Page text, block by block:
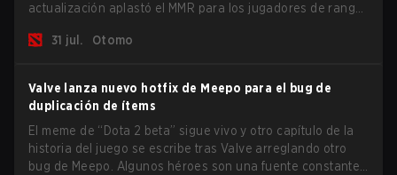
actualización aplastó el MMR para los jugadores de rango
31 jul.
Otomo
Valve lanza nuevo hotfix de Meepo para el bug de
duplicación de ítems
El meme de “Dota 2 beta” sigue vivo y otro capítulo de la
historia del juego se escribe tras Valve arreglando otro
bug de Meepo. Algunos héroes son una fuente constante